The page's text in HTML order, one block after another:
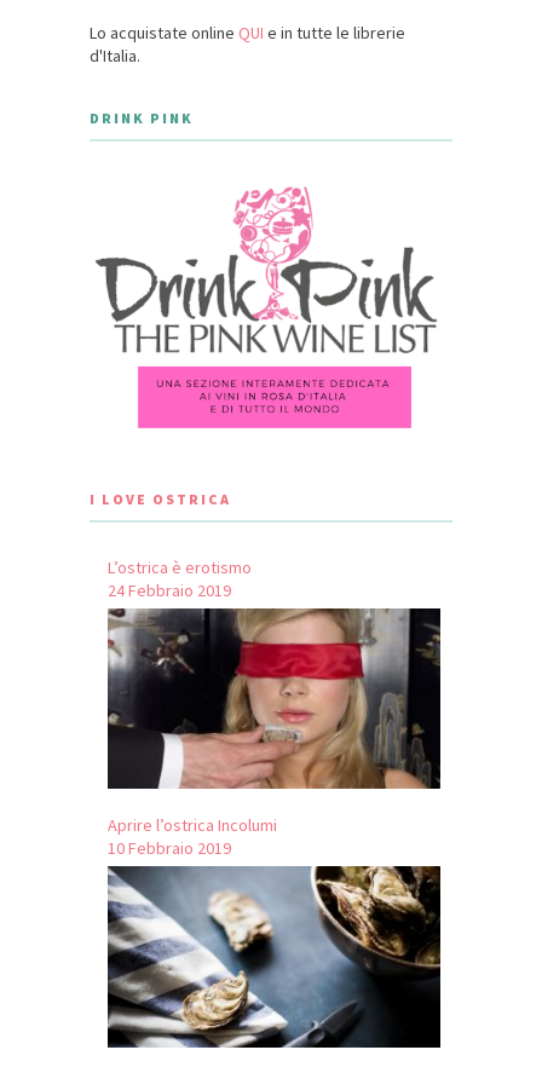
Lo acquistate online QUI e in tutte le librerie
d'Italia.
DRINK PINK
I LOVE OSTRICA
L’ostrica è erotismo
24 Febbraio 2019
Aprire l’ostrica Incolumi
10 Febbraio 2019